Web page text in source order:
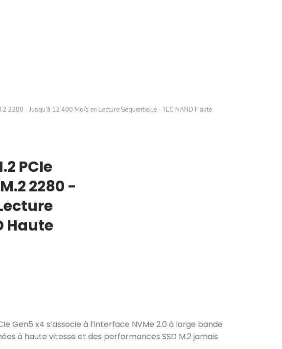
2280 - Jusqu'à 12 400 Mo/s en Lecture Séquentielle - TLC NAND Haute
PCIe
2280 -
Haute
Gen5 x4 s’associe à l’interface NVMe 2.0 à large bande
à haute vitesse et des performances SSD M.2 jamais